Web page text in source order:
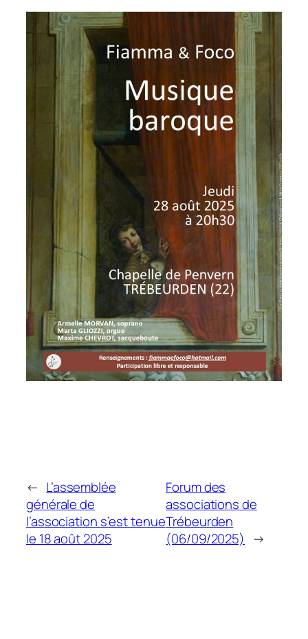
← L’assemblée
générale de
l’association s’est tenue
le 18 août 2025
Forum des
associations de
Trébeurden
(06/09/2025) →